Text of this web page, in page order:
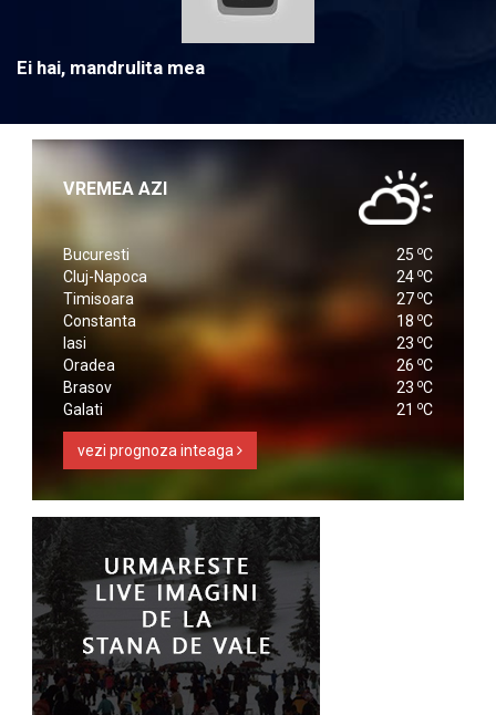
Ei hai, mandrulita mea
VREMEA AZI
Bucuresti 25 oC
Cluj-Napoca
24 oC
Timisoara
27 oC
Constanta
18 oC
Iasi
23 oC
Oradea
26 oC
Brasov
23 oC
Galati
21 oC
vezi prognoza inteaga